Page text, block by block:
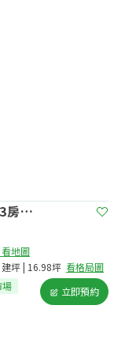
鼎加
看地圖
坪 | 16.98坪 看格局圖
場 立即預約